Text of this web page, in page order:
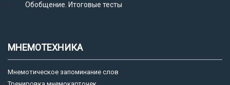
Обобщение. Итоговые тесты
МНЕМОТЕХНИКА
Мнемотическое запоминание слов